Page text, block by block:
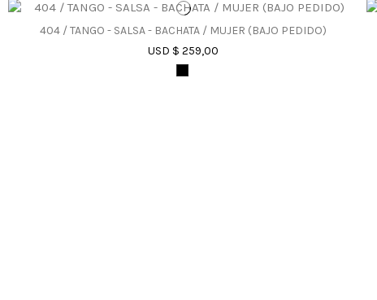
404 / TANGO - SALSA - BACHATA / MUJER (BAJO PEDIDO)
USD $ 259,00